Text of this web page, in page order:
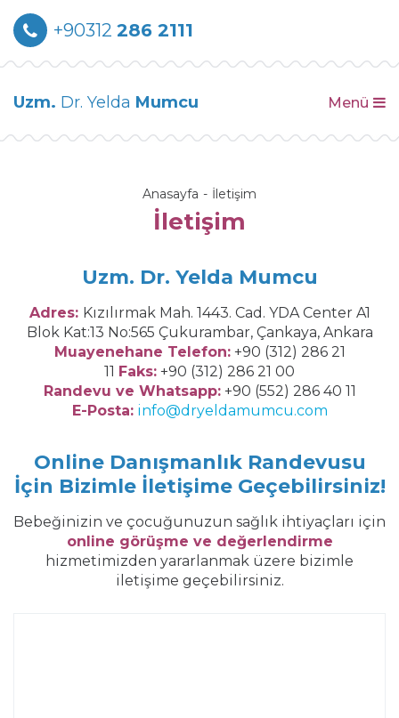
+90312 286 2111
Uzm. Dr. Yelda Mumcu Menü
Anasayfa İletişim
İletişim
Uzm. Dr. Yelda Mumcu
Adres: Kızılırmak Mah. 1443. Cad. YDA Center A1
Blok Kat:13 No:565 Çukurambar, Çankaya, Ankara
Muayenehane Telefon:+90 (312) 286 21
11 Faks: +90 (312) 286 21 00
Randevu ve Whatsapp:+90 (552) 286 40 11
E-Posta: info@dryeldamumcu.com
Online Danışmanlık Randevusu
İçin Bizimle İletişime Geçebilirsiniz!
Bebeğinizin ve çocuğunuzun sağlık ihtiyaçları için
online görüşme ve değerlendirme
hizmetimizden yararlanmak üzere bizimle
iletişime geçebilirsiniz.